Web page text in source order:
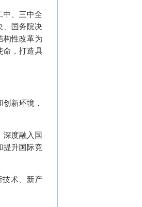
中、三中全
、国务院决
构性改革为
命，打造具
新环境，
度融入国
提升国际竞
技术、新产